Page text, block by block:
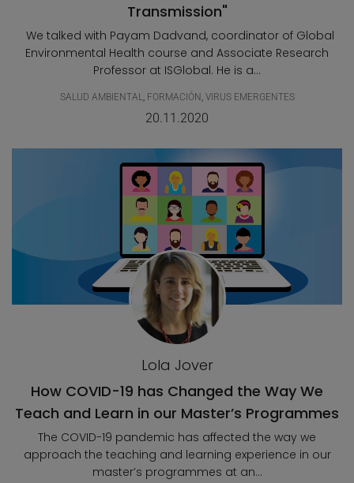
Transmission"
We talked with Payam Dadvand, coordinator of Global
Environmental Health course and Associate Research
Professor at ISGlobal. He is a...
SALUD AMBIENTAL, FORMACIÓN , VIRUS EMERGENTES
20.11.2020
Lola Jover
How COVID-19 has Changed the Way We
Teach and Learn in our Master’s Programmes
The COVID-19 pandemic has affected the way we
approach the teaching and learning experience in our
master’s programmes at an...